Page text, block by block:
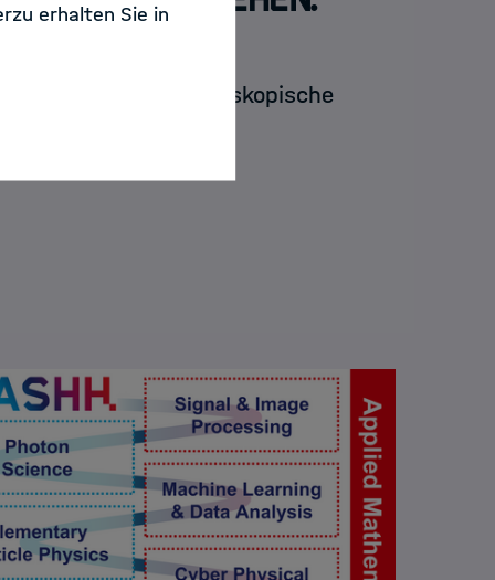
sich genauere mikroskopische
Lesen Sie
erhalten Sie in